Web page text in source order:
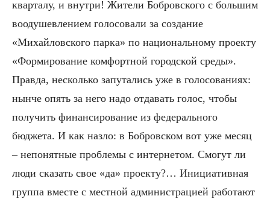
кварталу, и внутри! Жители Бобровского с большим
воодушевлением голосовали за создание
«Михайловского парка» по национальному проекту
«Формирование комфортной городской среды».
Правда, несколько запутались уже в голосованиях:
нынче опять за него надо отдавать голос, чтобы
получить финансирование из федерального
бюджета. И как назло: в Бобровском вот уже месяц
– непонятные проблемы с интернетом. Смогут ли
люди сказать свое «да» проекту?… Инициативная
группа вместе с местной администрацией работают